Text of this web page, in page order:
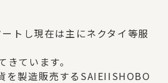
トし現在は主にネクタイ等服
ています。
を製造販売するSAIEIISHOBO